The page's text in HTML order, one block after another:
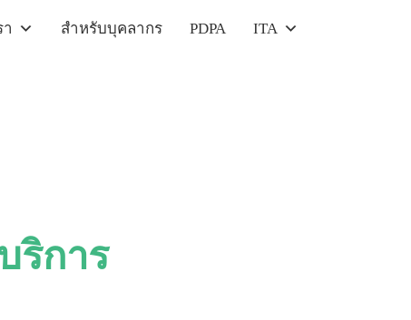
า สำหรับบุคลากร PDPA ITA
ริการ